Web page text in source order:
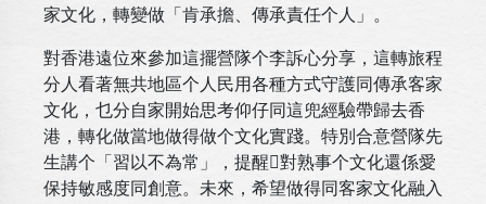
家文化，轉變做「肯承擔、傳承責任个人」。
對香港遠位來參加這擺營隊个李訴心分享，這轉旅程
分人看著無共地區个人民用各種方式守護同傳承客家
文化，乜分自家開始思考仰仔同這兜經驗帶歸去香
港，轉化做當地做得做个文化實踐。特別合意營隊先
生講个「習以不為常」，提醒𫣆對熟事个文化還係愛
保持敏感度同創意。未來，希望做得同客家文化融入